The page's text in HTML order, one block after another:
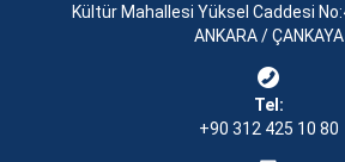
Kültür Mahallesi Yüksel Caddesi
ANKARA / ÇANKAYA
Tel:
+90 312 425 10 80